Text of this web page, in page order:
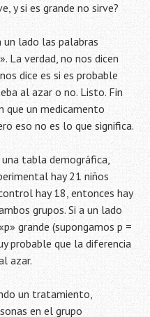
y si es grande no sirve?
un lado las palabras
La verdad, no nos dicen
dice es si es probable
al azar o no. Listo. Fin
que un medicamento
eso no es lo que significa.
tabla demográfica,
hay 21 niños
hay 18, entonces hay
grupos. Si a un lado
grande (supongamos p =
probable que la diferencia
azar.
un tratamiento,
en el grupo